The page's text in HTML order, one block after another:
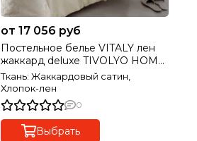
от 17 056 руб
Постельное белье VITALY лен
жаккард deluxe TIVOLYO HOME
Турция
Ткань: Жаккардовый сатин,
Хлопок-лен
0
Выбрать